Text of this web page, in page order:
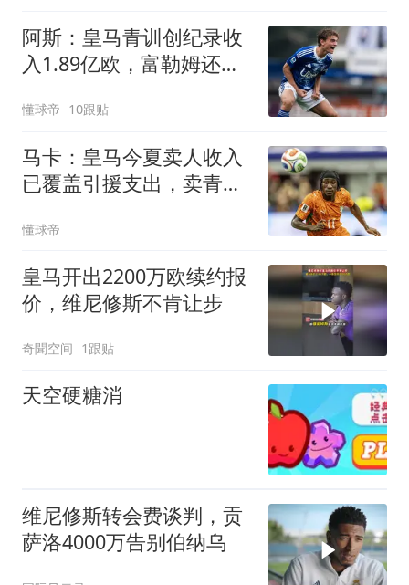
阿斯：皇马青训创纪录收
入1.89亿欧，富勒姆还想
懂球帝 10跟贴
马卡：皇马今夏卖人收入
已覆盖引援支出，卖青训
懂球帝
皇马开出2200万欧续约报
价，维尼修斯不肯让步
奇聞空间 1跟贴
天空硬糖消
维尼修斯转会费谈判，贡
萨洛4000万告别伯纳乌